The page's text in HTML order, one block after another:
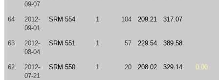
09-07
64
2012-
09-01
SRM 554 1 104 209.21 317.07
63
2012-
08-04
SRM 551 1 57 229.54 389.58
62
2012-
07-21
SRM 550 1 20 208.02 329.14 0.00